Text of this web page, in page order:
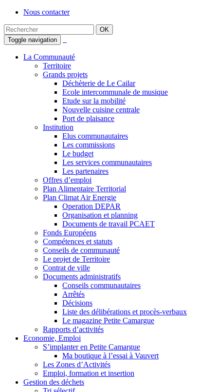
Nous contacter
Toggle navigation
La Communauté
Territoire
Grands projets
Déchèterie de Le Cailar
Ecole intercommunale de musique
Etude sur la mobilité
Nouvelle cuisine centrale
Port de plaisance
Institution
Elus communautaires
Les commissions
Le budget
Les services communautaires
Les partenaires
Offres d’emploi
Plan Alimentaire Territorial
Plan Climat Air Energie
Operation DEPAR
Organisation et planning
Documents de travail PCAET
Fonds Européens
Compétences et statuts
Conseils de communauté
Le projet de Territoire
Contrat de ville
Documents administratifs
Conseils communautaires
Arrêtés
Décisions
Liste des délibérations et procès-verbaux
Le magazine Petite Camargue
Rapports d’activités
Economie, Emploi
S’implanter en Petite Camargue
Ma boutique à l’essai à Vauvert
Les Zones d’Activités
Emploi, formation et insertion
Gestion des déchets